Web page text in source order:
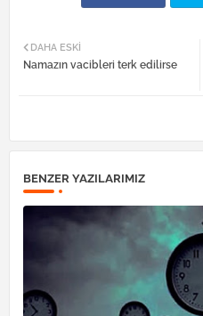
DAHA ESKI
Namazın vacibleri terk edilirse
BENZER YAZILARIMIZ